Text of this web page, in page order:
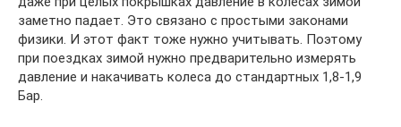
заметно падает. Это связано с простыми законами
физики. И этот факт тоже нужно учитывать. Поэтому
при поездках зимой нужно предварительно измерять
давление и накачивать колеса до стандартных 1,8-1,9
Бар.